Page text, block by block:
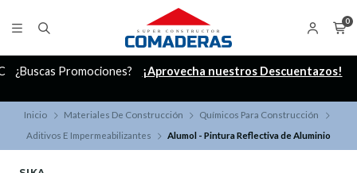
0
¿Buscas Promociones? ¡Aprovecha nuestros Descuentazos!
Inicio Materiales De Construcción
Químicos Para Construcción
Aditivos E Impermeabilizantes
Alumol - Pintura Reflectiva de Aluminio